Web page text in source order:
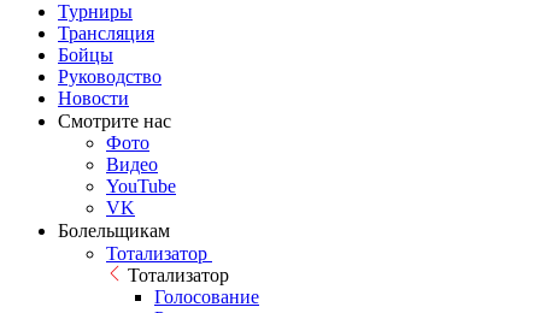
Турниры
Трансляция
Бойцы
Руководство
Новости
Смотрите нас
Фото
Видео
YouTube
VK
Болельщикам
Тотализатор
Тотализатор
Голосование